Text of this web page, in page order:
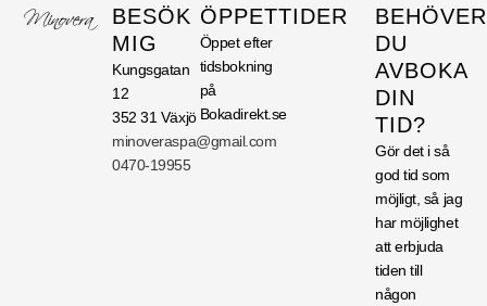
BESÖK
MIG
Kungsgatan
12
352 31 Växjö
minoveraspa@gmail.com
0470-19955
ÖPPETTIDER
Öppet efter
tidsbokning
på
Bokadirekt.se
BEHÖVER
DU
AVBOKA
DIN
TID?
Gör det i så
god tid som
möjligt, så jag
har möjlighet
att erbjuda
tiden till
någon